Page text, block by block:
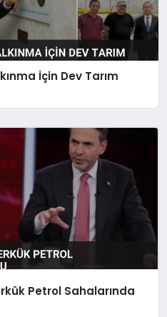
İçin Dev Tarım
Petrol Sahalarında